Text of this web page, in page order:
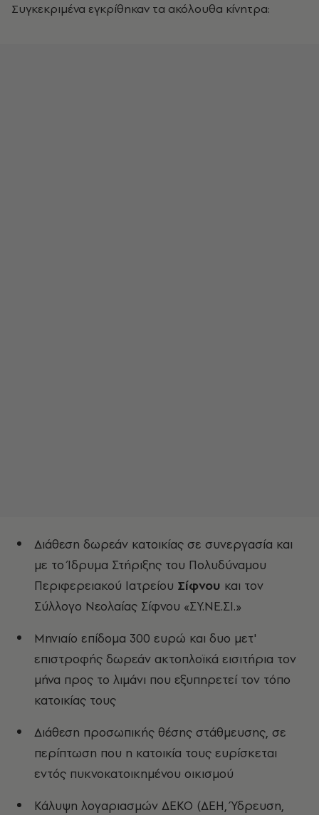
Συγκεκριμένα εγκρίθηκαν τα ακόλουθα κίνητρα:
Διάθεση δωρεάν κατοικίας σε συνεργασία και
με το Ίδρυμα Στήριξης του Πολυδύναμου
Περιφερειακού Ιατρείου Σίφνου και τον
Σύλλογο Νεολαίας Σίφνου «ΣΥ.ΝΕ.ΣΙ.»
Μηνιαίο επίδομα 300 ευρώ και δυο μετ'
επιστροφής δωρεάν ακτοπλοϊκά εισιτήρια τον
μήνα προς το λιμάνι που εξυπηρετεί τον τόπο
κατοικίας τους
Διάθεση προσωπικής θέσης στάθμευσης, σε
περίπτωση που η κατοικία τους ευρίσκεται
εντός πυκνοκατοικημένου οικισμού
Κάλυψη λογαριασμών ΔΕΚΟ (ΔΕΗ, Ύδρευση,